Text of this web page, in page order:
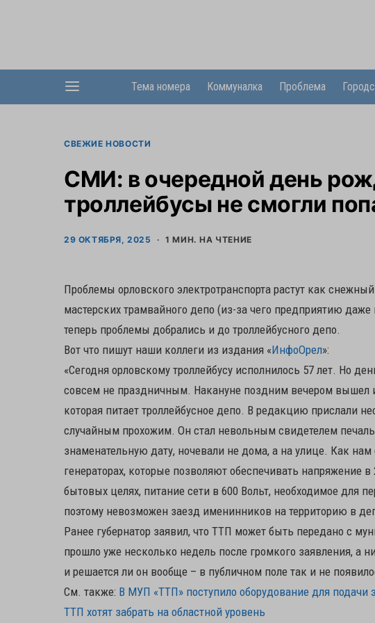
Тема номера Коммуналка Проблема
СВЕЖИЕ НОВОСТИ
СМИ: в очередной день
троллейбусы не смогли
29 ОКТЯБРЯ, 2025 1 МИН. НА ЧТЕНИЕ
Проблемы орловского электротранспорта растут как
мастерских трамвайного депо (из-за чего предприятию
теперь проблемы добрались и до троллейбусного депо.
Вот что пишут наши коллеги из издания «ИнфоОрел»:
«Сегодня орловскому троллейбусу исполнилось 57 лет. Но
совсем не праздничным. Накануне поздним вечером вышел
которая питает троллейбусное депо. В редакцию прислали
случайным прохожим. Он стал невольным свидетелем
знаменательную дату, ночевали не дома, а на улице. Как нам
генераторах, которые позволяют обеспечивать напряжение в
бытовых целях, питание сети в 600 Вольт, необходимое для
поэтому невозможен заезд именинников на территорию в
Ранее губернатор заявил, что ТТП может быть передано с
прошло уже несколько недель после громкого заявления, а
и решается ли он вообще – в публичном поле так и не
См. также: В МУП «ТТП» поступило оборудование для подачи
ТТП хотят забрать на областной уровень